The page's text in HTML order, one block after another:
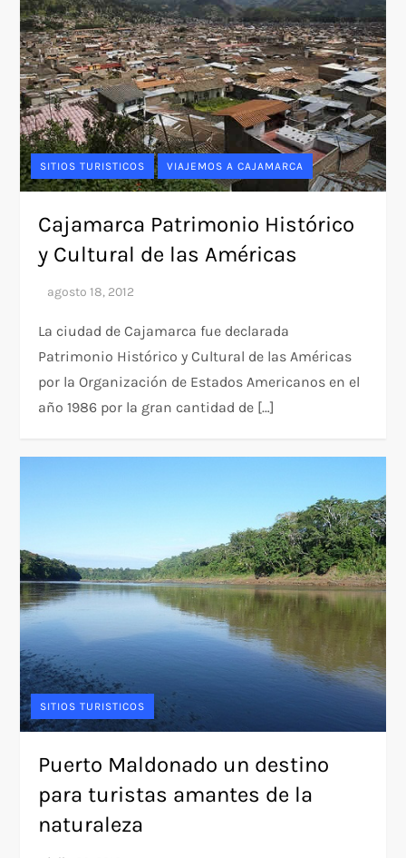
SITIOS TURISTICOS VIAJEMOS A CAJAMARCA
Cajamarca Patrimonio Histórico
y Cultural de las Américas
La ciudad de Cajamarca fue declarada
Patrimonio Histórico y Cultural de las Américas
por la Organización de Estados Americanos en el
año 1986 por la gran cantidad de […]
SITIOS TURISTICOS
Puerto Maldonado un destino
para turistas amantes de la
naturaleza